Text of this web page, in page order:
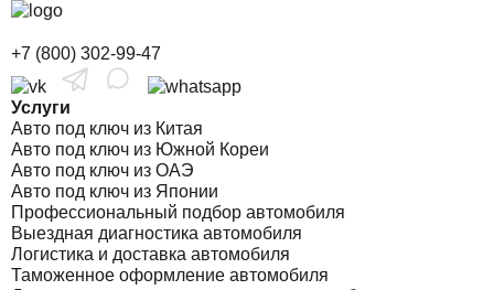
+7 (800) 302-99-47
Услуги
Авто под ключ из Китая
Авто под ключ из Южной Кореи
Авто под ключ из ОАЭ
Авто под ключ из Японии
Профессиональный подбор автомобиля
Выездная диагностика автомобиля
Логистика и доставка автомобиля
Таможенное оформление автомобиля